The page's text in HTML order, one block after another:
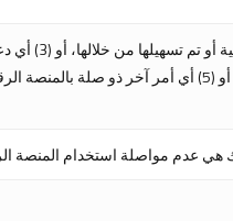
سهو، أو عدم دقة المنصة الرقمية و/أو الخدمة والمحتوى، أو (4) الدخول غير المصرّح به أو التغيير في